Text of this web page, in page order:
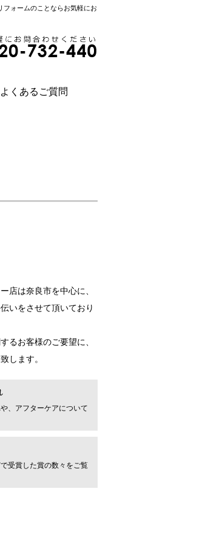
フォームのことならお気軽にお
よくあるご質問
店は奈良市を中心に、
いをさせて頂いており
るお客様のご要望に、
します。
、アフターケアについて
受賞した賞の数々をご覧